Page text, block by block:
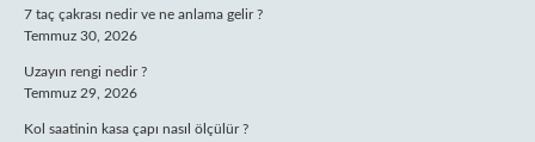
7 taç çakrası nedir ve ne anlama gelir ?
Temmuz 30, 2026
Uzayın rengi nedir ?
Temmuz 29, 2026
Kol saatinin kasa çapı nasıl ölçülür ?